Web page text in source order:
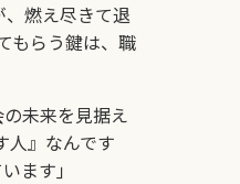
燃え尽きて退
もらう鍵は、職
未来を見据え
人』なんです
ます｣